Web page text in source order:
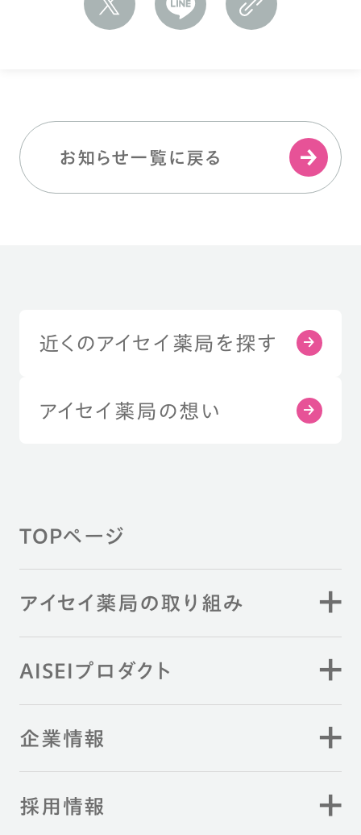
お知らせ一覧に戻る
近くのアイセイ薬局を探す
アイセイ薬局の想い
TOPページ
アイセイ薬局の取り組み
AISEIプロダクト
企業情報
採用情報